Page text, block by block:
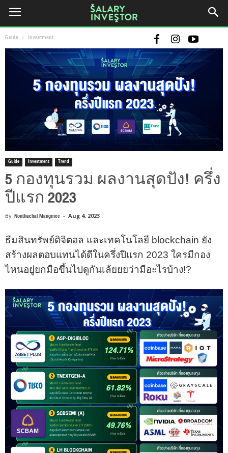
Guide Investment
Guide Investment Trend
5 กองทุนรวม ผลงานสุดปัง! ครึ่ง
ปีแรก 2023
By Nonthachai Mangmee - Aug 4, 2023
ธีมสินทรัพย์ดิจิตอล และเทคโนโลยี blockchain ยัง
สร้างผลตอบแทนได้ดีในครึ่งปีแรก 2023 ใครมีกอง
ไหนอยู่ยกมือขึ้นไปดูกันเล้ยยยว่ามีอะไรบ้าง!?